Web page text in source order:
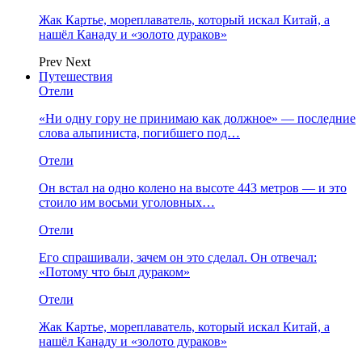
Жак Картье, мореплаватель, который искал Китай, а
нашёл Канаду и «золото дураков»
Prev Next
Путешествия
Отели
«Ни одну гору не принимаю как должное» — последние
слова альпиниста, погибшего под…
Отели
Он встал на одно колено на высоте 443 метров — и это
стоило им восьми уголовных…
Отели
Его спрашивали, зачем он это сделал. Он отвечал:
«Потому что был дураком»
Отели
Жак Картье, мореплаватель, который искал Китай, а
нашёл Канаду и «золото дураков»